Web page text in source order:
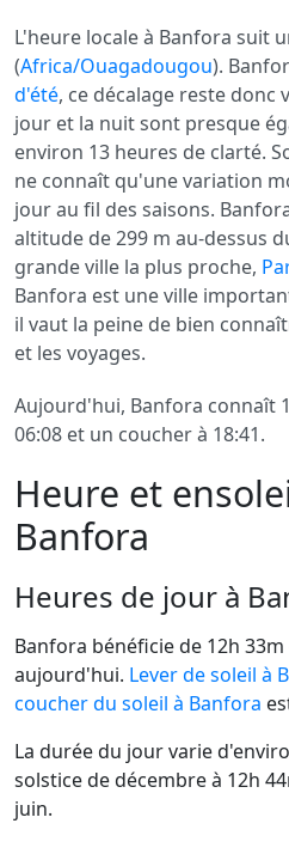
L'heure locale à Banfora suit
(Africa/Ouagadougou).
d'été, ce décalage reste donc
jour et la nuit sont presque
environ 13 heures de clarté.
ne connaît qu'une variation
jour au fil des saisons.
altitude de 299 m au-dessus
grande ville la plus proche,
Banfora est une ville
il vaut la peine de bien
et les voyages.
Aujourd'hui, Banfora connaît
06:08 et un coucher à 18:41.
Heure et
Banfora
Heures de jour à
Banfora bénéficie de 12h
aujourd'hui. Lever de soleil à
coucher du soleil à Banfora
La durée du jour varie
solstice de décembre à 12h
juin.